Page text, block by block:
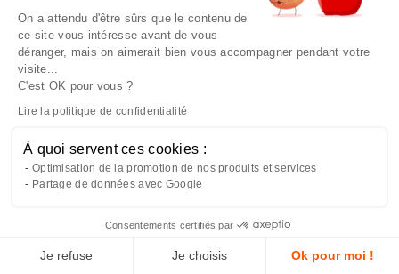
41 av. de l’agent Sarre
92700 Colombes
France
Nous contacter
NOUS CONNAÎTRE
À VOTRE SERVICE
On a attendu d'être sûrs que le contenu de
ce site vous intéresse avant de vous
déranger, mais on aimerait bien vous accompagner pendant votre
visite...
C'est OK pour vous ?
Lire la politique de confidentialité
À quoi servent ces cookies :
Optimisation de la promotion de nos produits et services
Partage de données avec Google
Consentements certifiés par
Je refuse Je choisis Ok pour moi !